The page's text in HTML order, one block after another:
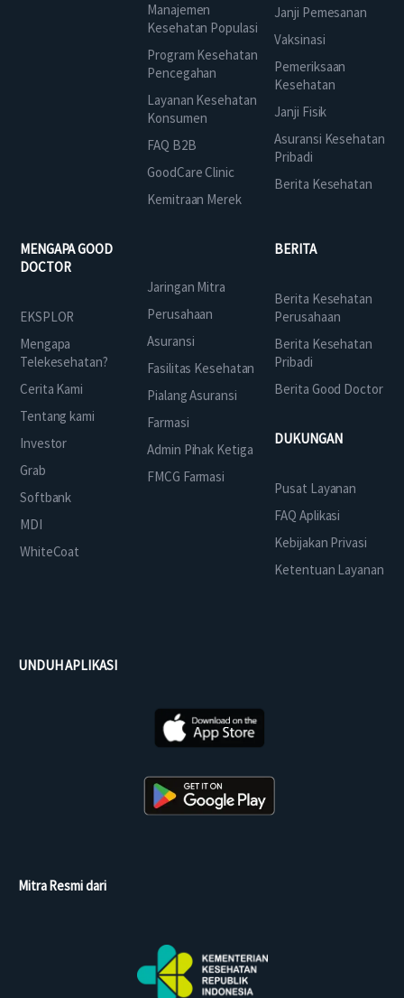
Manajemen
Kesehatan Populasi
Program Kesehatan
Pencegahan
Layanan Kesehatan
Konsumen
FAQ B2B
GoodCare Clinic
Kemitraan Merek
Janji Pemesanan
Vaksinasi
Pemeriksaan
Kesehatan
Janji Fisik
Asuransi Kesehatan
Pribadi
Berita Kesehatan
MENGAPA GOOD
DOCTOR
EKSPLOR
Mengapa
Telekesehatan?
Cerita Kami
Tentang kami
Investor
Grab
Softbank
MDI
WhiteCoat
Jaringan Mitra
Perusahaan
Asuransi
Fasilitas Kesehatan
Pialang Asuransi
Farmasi
Admin Pihak Ketiga
FMCG Farmasi
BERITA
Berita Kesehatan
Perusahaan
Berita Kesehatan
Pribadi
Berita Good Doctor
DUKUNGAN
Pusat Layanan
FAQ Aplikasi
Kebijakan Privasi
Ketentuan Layanan
UNDUH APLIKASI
Mitra Resmi dari